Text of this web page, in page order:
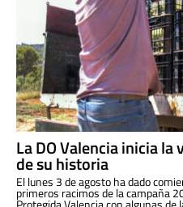
La DO Valencia inicia
de su historia
El lunes 3 de agosto ha dado
primeros racimos de la campaña